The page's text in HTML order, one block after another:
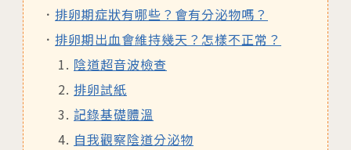
排卵期症狀有哪些？會有分泌物嗎？
排卵期出血會維持幾天？怎樣不正常？
陰道超音波檢查
排卵試紙
記錄基礎體溫
自我觀察陰道分泌物